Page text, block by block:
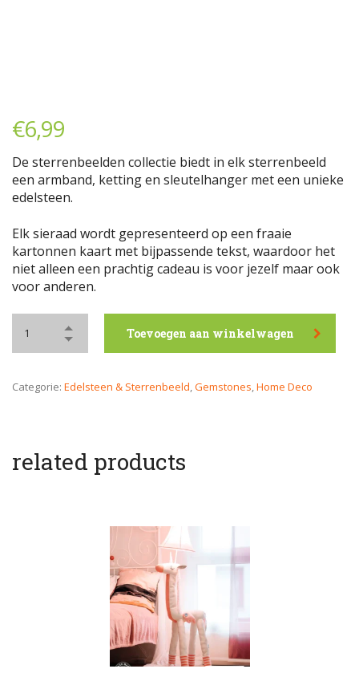
€6,99
De sterrenbeelden collectie biedt in elk sterrenbeeld
een armband, ketting en sleutelhanger met een unieke
edelsteen.
Elk sieraad wordt gepresenteerd op een fraaie
kartonnen kaart met bijpassende tekst, waardoor het
niet alleen een prachtig cadeau is voor jezelf maar ook
voor anderen.
Toevoegen aan winkelwagen
Categorie: Edelsteen & Sterrenbeeld,Gemstones,Home Deco
related products